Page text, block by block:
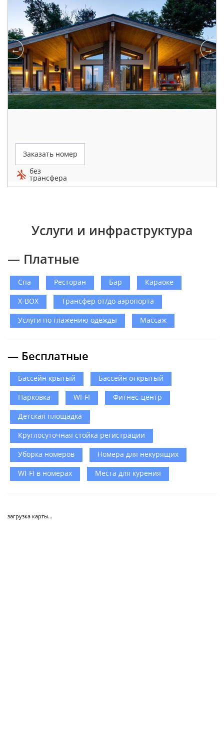
Заказать номер
без
трансфера
Услуги и инфраструктура
— Платные
Спа Ресторан Бар
Караоке
X-BOX
Трансфер от/до аэропорта
Услуги по глажению одежды
Массаж
— Бесплатные
Бассейн крытый
Бассейн открытый
Парковка
WI-FI
Фитнес-центр
Детская площадка
Круглосуточная стойка регистрации
Уборка номеров
Номера для некурящих
WI-FI в номерах
Места для курения
загрузка карты...